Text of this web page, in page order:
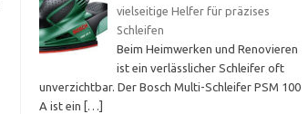
vielseitige Helfer für präzises
Schleifen
Beim Heimwerken und Renovieren
ist ein verlässlicher Schleifer oft
unverzichtbar. Der Bosch Multi-Schleifer PSM 100
A ist ein
[…]